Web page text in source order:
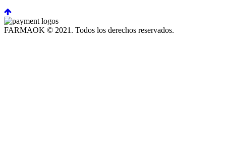
FARMAOK © 2021. Todos los derechos reservados.